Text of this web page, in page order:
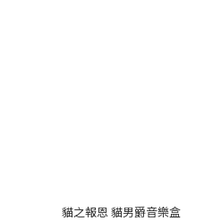
貓之報恩 貓男爵音樂盒